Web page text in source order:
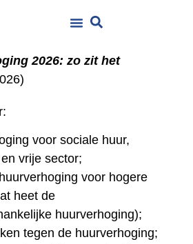
2026: zo zit het
voor sociale huur,
vrije sector;
voor hogere
heet de
huurverhoging);
tegen de huurverhoging;